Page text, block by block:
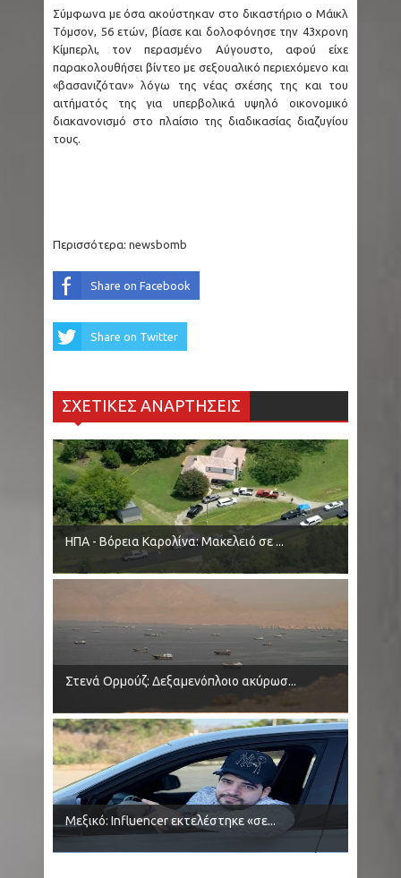
Σύμφωνα με όσα ακούστηκαν στο δικαστήριο ο Μάικλ
Τόμσον, 56 ετών, βίασε και δολοφόνησε την 43χρονη
Κίμπερλι, τον περασμένο Αύγουστο, αφού είχε
παρακολουθήσει βίντεο με σεξουαλικό περιεχόμενο και
«βασανιζόταν» λόγω της νέας σχέσης της και του
αιτήματός της για υπερβολικά υψηλό οικονομικό
διακανονισμό στο πλαίσιο της διαδικασίας διαζυγίου
τους.
Περισσότερα: newsbomb
Share on Facebook
Share on Twitter
ΣΧΕΤΙΚΕΣ ΑΝΑΡΤΗΣΕΙΣ
ΗΠΑ - Βόρεια Καρολίνα: Μακελειό σε ...
Στενά Ορμούζ: Δεξαμενόπλοιο ακύρωσ...
Μεξικό: Influencer εκτελέστηκε «σε...